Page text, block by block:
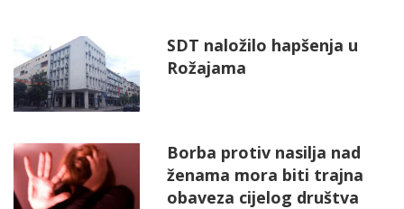
SDT naložilo hapšenja u
Rožajama
Borba protiv nasilja nad
ženama mora biti trajna
obaveza cijelog društva